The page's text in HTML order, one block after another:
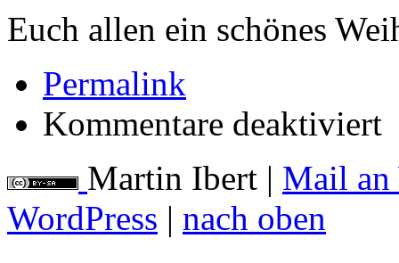
Euch allen ein schönes
Permalink
Kommentare deaktiviert
Martin Ibert | Mail an
WordPress | nach oben